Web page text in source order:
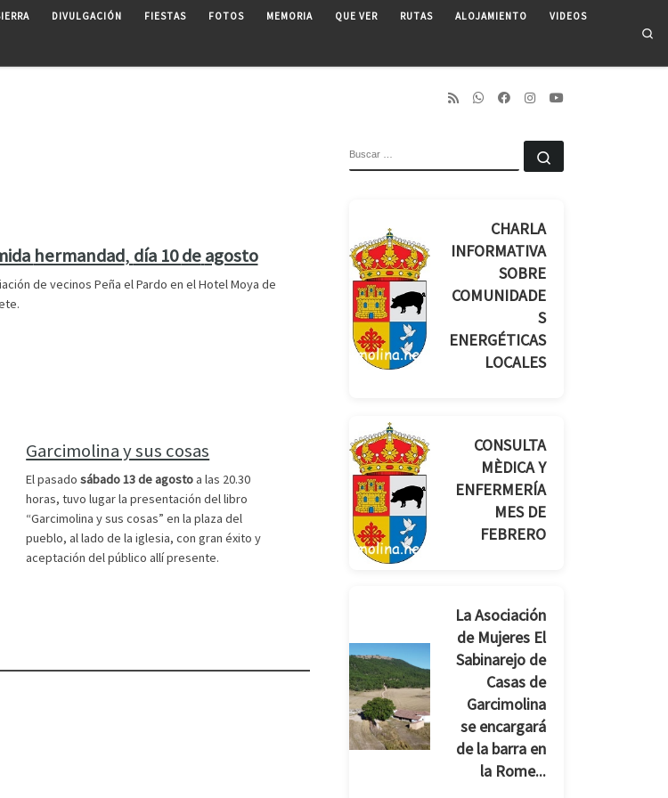
DIVULGACIÓN FIESTAS FOTOS MEMORIA QUE VER RUTAS ALOJAMIENTO VIDEOS
hermandad, día 10de agosto
de vecinos Peña el Pardo en el Hotel Moya de
Garcimolina y sus cosas
El pasado sábado 13 de agostoa las 20.30
horas, tuvo lugar la presentación del libro
“Garcimolina y sus cosas” en la plaza del
pueblo, al lado de la iglesia, con gran éxito y
aceptación del público allí presente.
CHARLA
INFORMATIVA
SOBRE
COMUNIDADE
S
ENERGÉTICAS
LOCALES
CONSULTA
MÈDICA Y
ENFERMERÍA
MES DE
FEBRERO
La Asociación
de Mujeres El
Sabinarejo de
Casas de
Garcimolina
se encargará
de la barra en
la Rome...